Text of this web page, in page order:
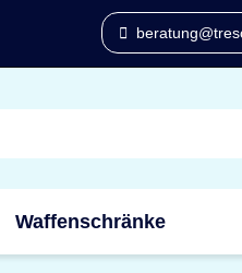
Waffenschränke